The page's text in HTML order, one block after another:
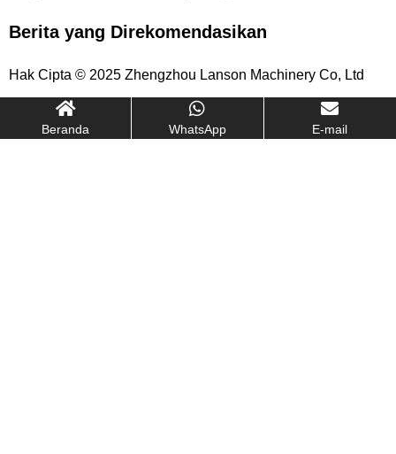
Berita yang Direkomendasikan
Hak Cipta © 2025 Zhengzhou Lanson Machinery Co, Ltd
Beranda WhatsApp E-mail